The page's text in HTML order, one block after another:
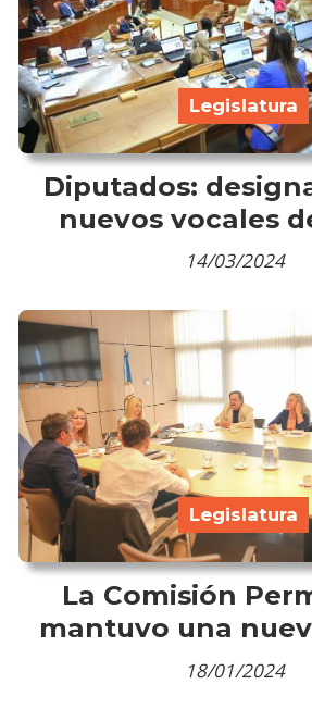
Diputados:
nuevos vocales
Legislatura
14/03/2024
La Comisión
mantuvo una
Legislatura
18/01/2024